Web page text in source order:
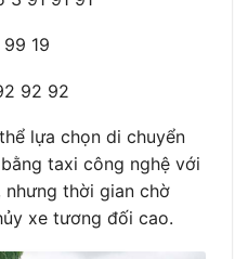
19
92 92
lựa chọn di chuyển
taxi công nghệ với
thời gian chờ
xe tương đối cao.